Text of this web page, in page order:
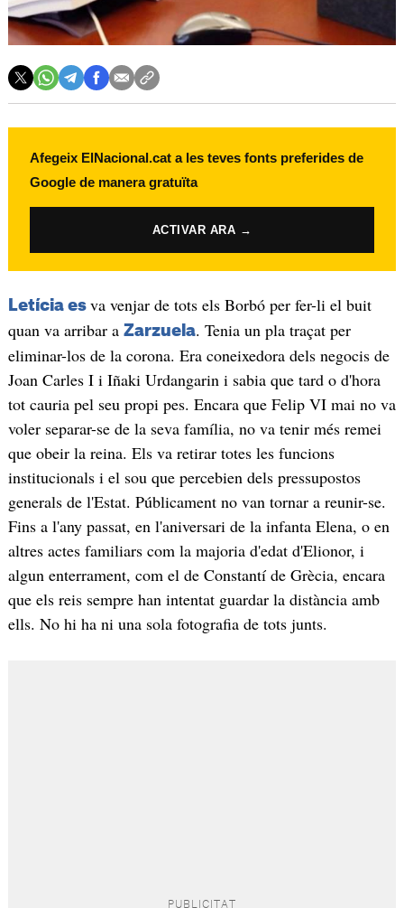
Afegeix ElNacional.cat a les teves fonts preferides de
Google de manera gratuïta
ACTIVAR ARA →
Letícia es va venjar de tots els Borbó per fer-li el buit
quan va arribar a Zarzuela. Tenia un pla traçat per
eliminar-los de la corona. Era coneixedora dels negocis de
Joan Carles I i Iñaki Urdangarin i sabia que tard o d'hora
tot cauria pel seu propi pes. Encara que Felip VI mai no va
voler separar-se de la seva família, no va tenir més remei
que obeir la reina. Els va retirar totes les funcions
institucionals i el sou que percebien dels pressupostos
generals de l'Estat. Públicament no van tornar a reunir-se.
Fins a l'any passat, en l'aniversari de la infanta Elena, o en
altres actes familiars com la majoria d'edat d'Elionor, i
algun enterrament, com el de Constantí de Grècia, encara
que els reis sempre han intentat guardar la distància amb
ells. No hi ha ni una sola fotografia de tots junts.